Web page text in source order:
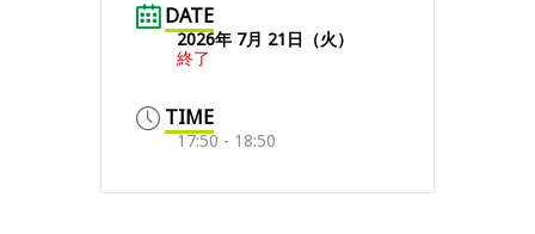
DATE
2026年 7月 21日（火）
終了
TIME
17:50 - 18:50